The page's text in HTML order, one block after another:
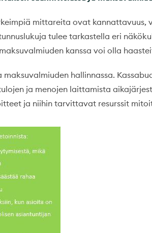
mittareita ovat kannattavuus,
tulee tarkastella eri
kanssa voi olla
hallinnassa.
ja menojen laittamista
ja niihin tarvittavat resurssit